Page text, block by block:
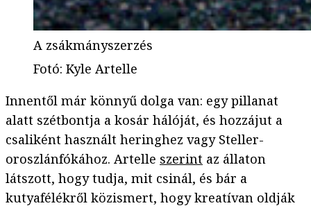
A zsákmányszerzés
Fotó: Kyle Artelle
Innentől már könnyű dolga van: egy pillanat
alatt szétbontja a kosár hálóját, és hozzájut a
csaliként használt heringhez vagy Steller-
oroszlánfókához. Artelle szerint az állaton
látszott, hogy tudja, mit csinál, és bár a
kutyafélékről közismert, hogy kreatívan oldják